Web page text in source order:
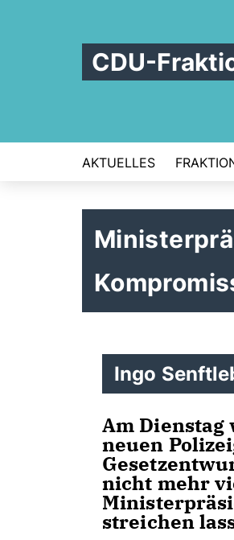
CDU-
AKTUELLES
Ingo
Am Dienstag
neuen
nicht mehr
streichen